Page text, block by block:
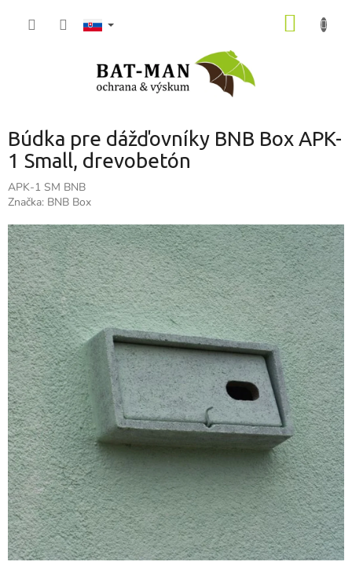
Búdka pre dážďovníky BNB Box APK-
1 Small, drevobetón
APK-1 SM BNB
Značka: BNB Box